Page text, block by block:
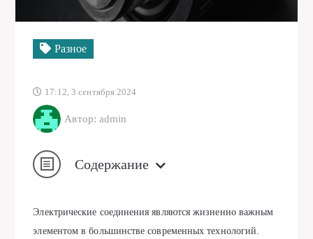
Разное
17:12, 3 сентября 2024
Автор: admin
Содержание
Электрические соединения являются жизненно важным
элементом в большинстве современных технологий.